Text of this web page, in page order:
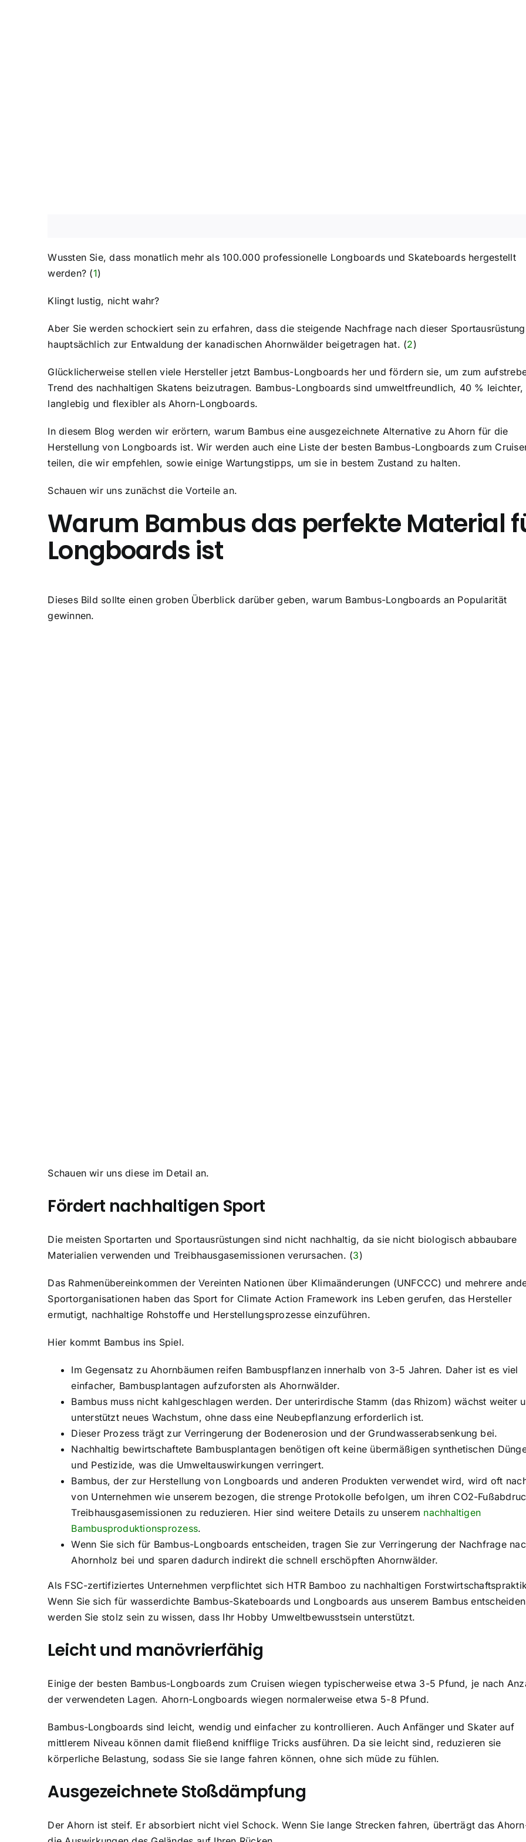
Wussten Sie, dass monatlich mehr als 100.000 professionelle Longboards und Skateboards hergestellt
werden? (1)
Klingt lustig, nicht wahr?
Aber Sie werden schockiert sein zu erfahren, dass die steigende Nachfrage nach dieser Sportausrüstung
hauptsächlich zur Entwaldung der kanadischen Ahornwälder beigetragen hat. (2)
Glücklicherweise stellen viele Hersteller jetzt Bambus-Longboards her und fördern sie, um zum
Trend des nachhaltigen Skatens beizutragen. Bambus-Longboards sind umweltfreundlich, 40 % leichter,
langlebig und flexibler als Ahorn-Longboards.
In diesem Blog werden wir erörtern, warum Bambus eine ausgezeichnete Alternative zu Ahorn für die
Herstellung von Longboards ist. Wir werden auch eine Liste der besten Bambus-Longboards zum
teilen, die wir empfehlen, sowie einige Wartungstipps, um sie in bestem Zustand zu halten.
Schauen wir uns zunächst die Vorteile an.
Warum Bambus das perfekte Material
Longboards ist
Dieses Bild sollte einen groben Überblick darüber geben, warum Bambus-Longboards an Popularität
gewinnen.
Schauen wir uns diese im Detail an.
Fördert nachhaltigen Sport
Die meisten Sportarten und Sportausrüstungen sind nicht nachhaltig, da sie nicht biologisch abbaubare
Materialien verwenden und Treibhausgasemissionen verursachen. (3)
Das Rahmenübereinkommen der Vereinten Nationen über Klimaänderungen (UNFCCC) und mehrere
Sportorganisationen haben das Sport for Climate Action Framework ins Leben gerufen, das Hersteller
ermutigt, nachhaltige Rohstoffe und Herstellungsprozesse einzuführen.
Hier kommt Bambus ins Spiel.
Im Gegensatz zu Ahornbäumen reifen Bambuspflanzen innerhalb von 3-5 Jahren. Daher ist es viel
einfacher, Bambusplantagen aufzuforsten als Ahornwälder.
Bambus muss nicht kahlgeschlagen werden. Der unterirdische Stamm (das Rhizom) wächst weiter
unterstützt neues Wachstum, ohne dass eine Neubepflanzung erforderlich ist.
Dieser Prozess trägt zur Verringerung der Bodenerosion und der Grundwasserabsenkung bei.
Nachhaltig bewirtschaftete Bambusplantagen benötigen oft keine übermäßigen synthetischen
und Pestizide, was die Umweltauswirkungen verringert.
Bambus, der zur Herstellung von Longboards und anderen Produkten verwendet wird, wird oft
von Unternehmen wie unserem bezogen, die strenge Protokolle befolgen, um ihren CO2-
Treibhausgasemissionen zu reduzieren. Hier sind weitere Details zu unserem nachhaltigen
Bambusproduktionsprozess.
Wenn Sie sich für Bambus-Longboards entscheiden, tragen Sie zur Verringerung der Nachfrage
Ahornholz bei und sparen dadurch indirekt die schnell erschöpften Ahornwälder.
Als FSC-zertifiziertes Unternehmen verpflichtet sich HTR Bamboo zu nachhaltigen
Wenn Sie sich für wasserdichte Bambus-Skateboards und Longboards aus unserem Bambus
werden Sie stolz sein zu wissen, dass Ihr Hobby Umweltbewusstsein unterstützt.
Leicht und manövrierfähig
Einige der besten Bambus-Longboards zum Cruisen wiegen typischerweise etwa 3-5 Pfund, je nach
der verwendeten Lagen. Ahorn-Longboards wiegen normalerweise etwa 5-8 Pfund.
Bambus-Longboards sind leicht, wendig und einfacher zu kontrollieren. Auch Anfänger und Skater auf
mittlerem Niveau können damit fließend knifflige Tricks ausführen. Da sie leicht sind, reduzieren sie
körperliche Belastung, sodass Sie sie lange fahren können, ohne sich müde zu fühlen.
Ausgezeichnete Stoßdämpfung
Der Ahorn ist steif. Er absorbiert nicht viel Schock. Wenn Sie lange Strecken fahren, überträgt das